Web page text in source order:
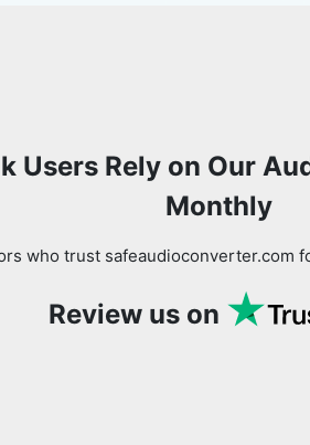
Users Rely on Our
Monthly
who trust safeaudioconverter.com
Review us on